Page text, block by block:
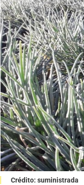
Crédito: suministrada